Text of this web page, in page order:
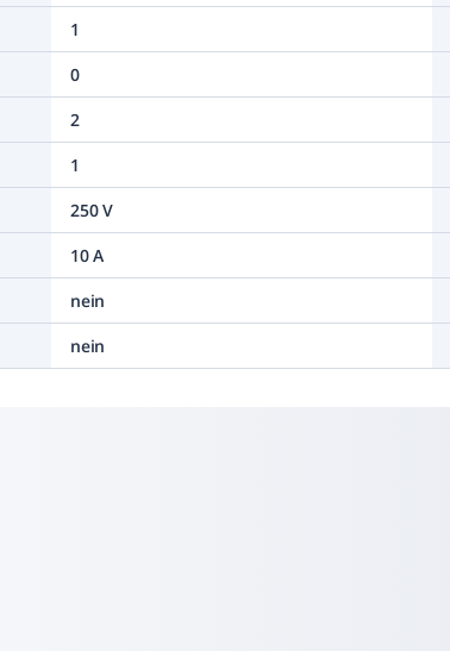
1
0
2
1
250 V
10 A
nein
nein